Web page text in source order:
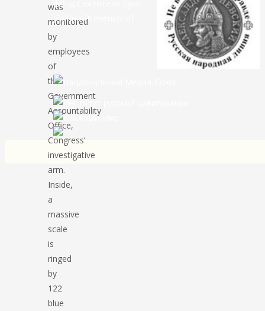
was
monitored
by
employees
of
the
Government
Accountability
Office,
Congress’
investigative
arm.
Inside,
a
massive
scale
is
ringed
by
122
blue